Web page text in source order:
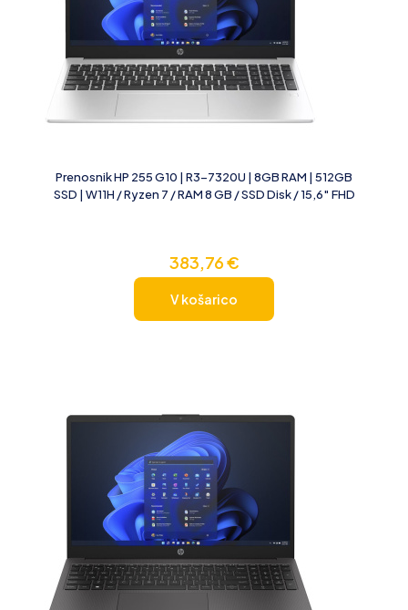
Prenosnik HP 255 G10 | R3-7320U | 8GB RAM | 512GB
SSD | W11H / Ryzen 7 / RAM 8 GB / SSD Disk / 15,6″ FHD
383,76€
V košarico